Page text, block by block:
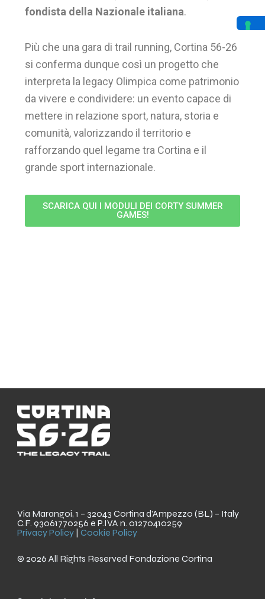
fondista della Nazionale italiana.
Più che una gara di trail running, Cortina 56-26
si conferma dunque così un progetto che
interpreta la legacy Olimpica come patrimonio
da vivere e condividere: un evento capace di
mettere in relazione sport, natura, storia e
comunità, valorizzando il territorio e
rafforzando quel legame tra Cortina e il
grande sport internazionale.
SCARICA QUI I MODULI DEI CORTY SUMMER
GAMES!
Via Marangoi, 1 – 32043 Cortina d’Ampezzo (BL) – Italy
C.F. 93061770256 e P.IVA n. 01270410259
Privacy Policy |Cookie Policy
© 2026 All Rights Reserved Fondazione Cortina